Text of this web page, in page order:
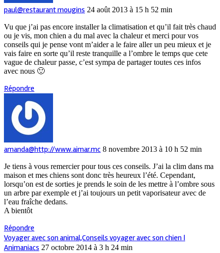
paul@restaurant mougins 24 août 2013 à 15 h 52 min
Vu que j’ai pas encore installer la climatisation et qu’il fait très chaud
ou je vis, mon chien a du mal avec la chaleur et merci pour vos
conseils qui je pense vont m’aider a le faire aller un peu mieux et je
vais faire en sorte qu’il reste tranquille a l’ombre le temps que cete
vague de chaleur passe, c’est sympa de partager toutes ces infos
avec nous 🙂
Répondre
amanda@http://www.aimar.mc 8 novembre 2013 à 10 h 52 min
Je tiens à vous remercier pour tous ces conseils. J’ai la clim dans ma
maison et mes chiens sont donc très heureux l’été. Cependant,
lorsqu’on est de sorties je prends le soin de les mettre à l’ombre sous
un arbre par exemple et j’ai toujours un petit vaporisateur avec de
l’eau fraîche dedans.
A bientôt
Répondre
Voyager avec son animal,Conseils voyager avec son chien |
Animaniacs 27 octobre 2014 à 3 h 24 min